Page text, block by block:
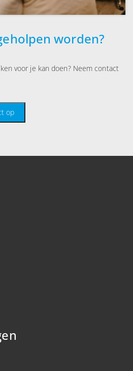
worden?
voor je kan doen? Neem contact
op